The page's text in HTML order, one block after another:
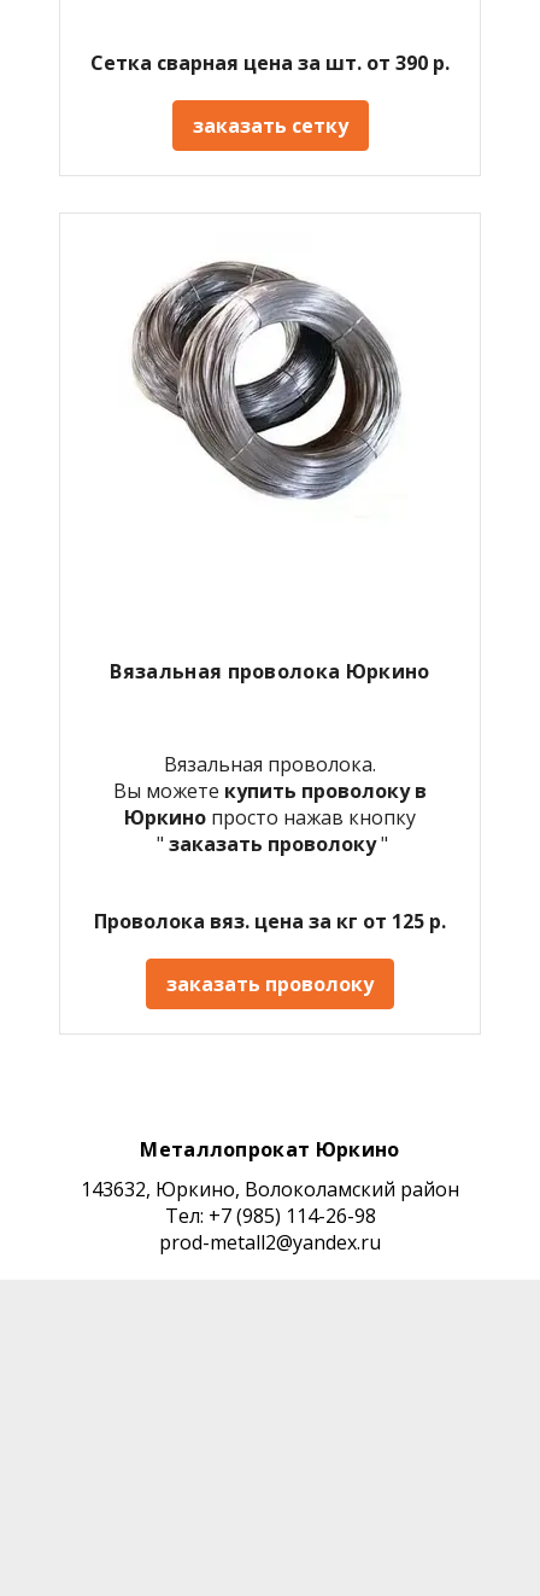
Сетка сварная цена за шт. от 390 р.
заказать сетку
Вязальная проволока Юркино
Вязальная проволока.
Вы можете купить проволоку в
Юркино просто нажав кнопку
" заказать проволоку"
Проволока вяз. цена за кг от 125 р.
заказать проволоку
Металлопрокат Юркино
143632, Юркино, Волоколамский район
Тел: +7 (985) 114-26-98
prod-metall2@yandex.ru